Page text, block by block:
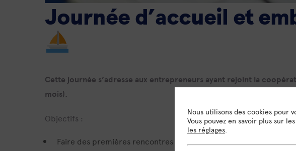
Journée d’accueil et
Cette journée s’adresse aux entrepreneurs ayant rejoint la
mois).
Objectifs :
Faire des premières rencontres
Nous utilisons des cookies pour
Vous pouvez en savoir plus sur
les réglages.